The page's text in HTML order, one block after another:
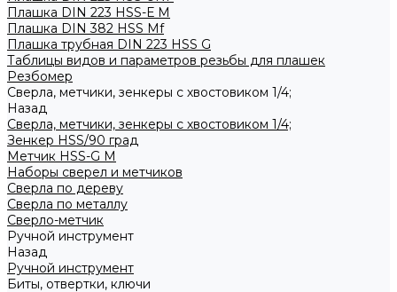
Плашка DIN 223 HSS-Е M
Плашка DIN 382 HSS Mf
Плашка трубная DIN 223 HSS G
Таблицы видов и параметров резьбы для плашек
Резбомер
Сверла, метчики, зенкеры с хвостовиком 1/4;
Назад
Сверла, метчики, зенкеры с хвостовиком 1/4;
Зенкер HSS/90 град
Метчик HSS-G М
Наборы сверел и метчиков
Сверла по дереву
Сверла по металлу
Сверло-метчик
Ручной инструмент
Назад
Ручной инструмент
Биты, отвертки, ключи